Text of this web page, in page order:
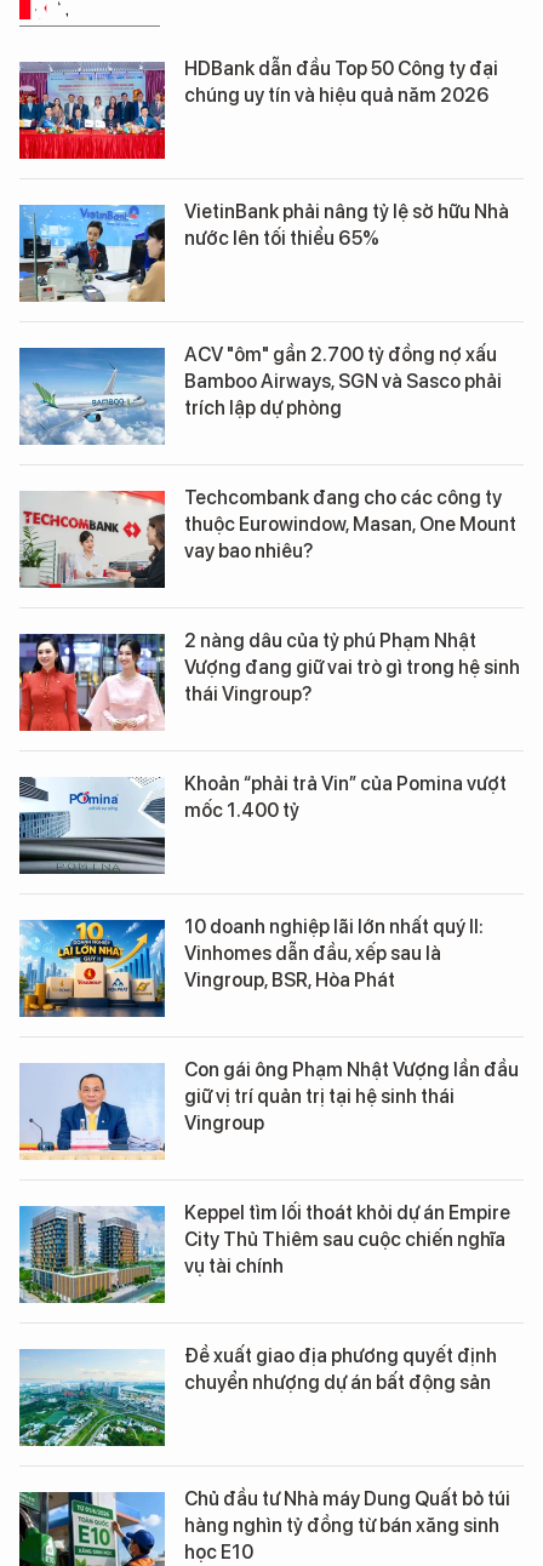
KINH TẾ SỐ
HDBank dẫn đầu Top 50 Công ty đại
chúng uy tín và hiệu quả năm 2026
VietinBank phải nâng tỷ lệ sở hữu Nhà
nước lên tối thiểu 65%
ACV "ôm" gần 2.700 tỷ đồng nợ xấu
Bamboo Airways, SGN và Sasco phải
trích lập dự phòng
Techcombank đang cho các công ty
thuộc Eurowindow, Masan, One Mount
vay bao nhiêu?
2 nàng dâu của tỷ phú Phạm Nhật
Vượng đang giữ vai trò gì trong hệ sinh
thái Vingroup?
Khoản “phải trả Vin” của Pomina vượt
mốc 1.400 tỷ
10 doanh nghiệp lãi lớn nhất quý II:
Vinhomes dẫn đầu, xếp sau là
Vingroup, BSR, Hòa Phát
Con gái ông Phạm Nhật Vượng lần đầu
giữ vị trí quản trị tại hệ sinh thái
Vingroup
Keppel tìm lối thoát khỏi dự án Empire
City Thủ Thiêm sau cuộc chiến nghĩa
vụ tài chính
Đề xuất giao địa phương quyết định
chuyển nhượng dự án bất động sản
Chủ đầu tư Nhà máy Dung Quất bỏ túi
hàng nghìn tỷ đồng từ bán xăng sinh
học E10